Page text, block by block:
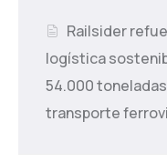
Railsider
logística
54.000
transporte